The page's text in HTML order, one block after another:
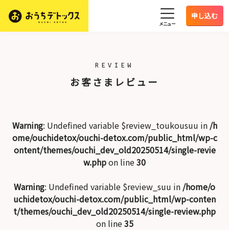
メニュー
申し込む
REVIEW
お客さまレビュー
Warning: Undefined variable $review_toukousuu in /h
ome/ouchidetox/ouchi-detox.com/public_html/wp-c
ontent/themes/ouchi_dev_old20250514/single-revie
w.phpon line30
Warning: Undefined variable $review_suu in /home/o
uchidetox/ouchi-detox.com/public_html/wp-conten
t/themes/ouchi_dev_old20250514/single-review.php
on line35